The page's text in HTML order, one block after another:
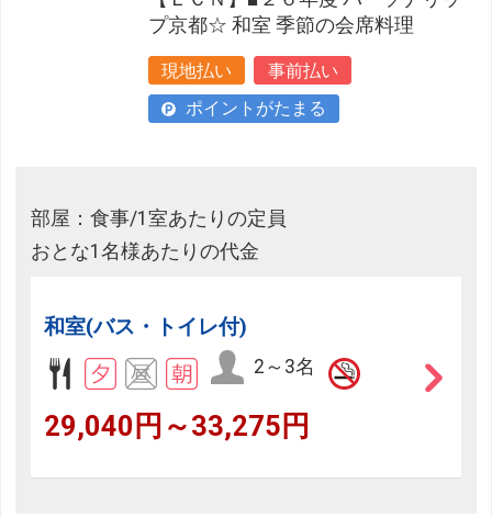
プ京都☆ 和室 季節の会席料理
現地払い
事前払い
ポイントがたまる
部屋：食事/1室あたりの定員
おとな1名様あたりの代金
和室(バス・トイレ付)
2～3名
29,040円～33,275円